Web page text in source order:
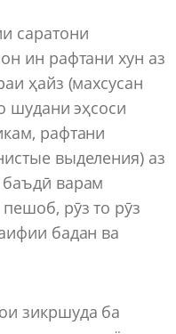
саратони
ин рафтани хун аз
ҳайз (махсусан
шудани эҳсоси
рафтани
выделения) аз
варам
рӯз то рӯз
бадан ва
зикршуда ба